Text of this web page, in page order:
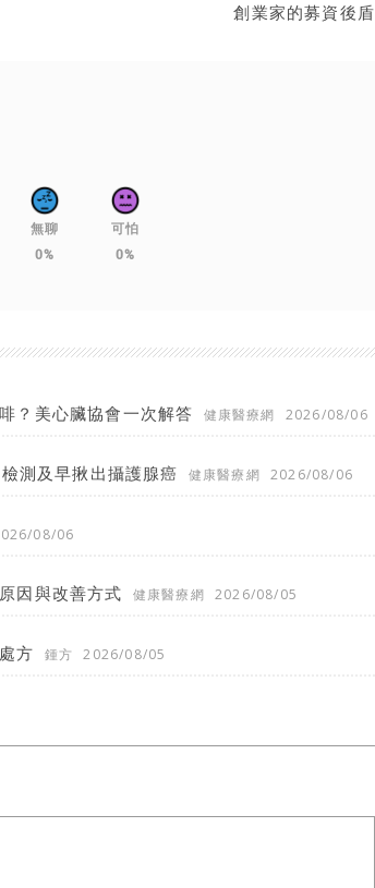
創業家的募資後盾
無聊
0%
可怕
0%
？美心臟協會一次解答 健康醫療網 2026/08/06
測及早揪出攝護腺癌 健康醫療網 2026/08/06
08/06
因與改善方式 健康醫療網 2026/08/05
方 鍾方 2026/08/05